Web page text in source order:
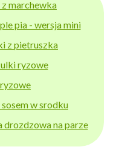
marchewka
pia - wersja mini
z pietruszka
ryzowe
w srodku
drozdzowa na parze